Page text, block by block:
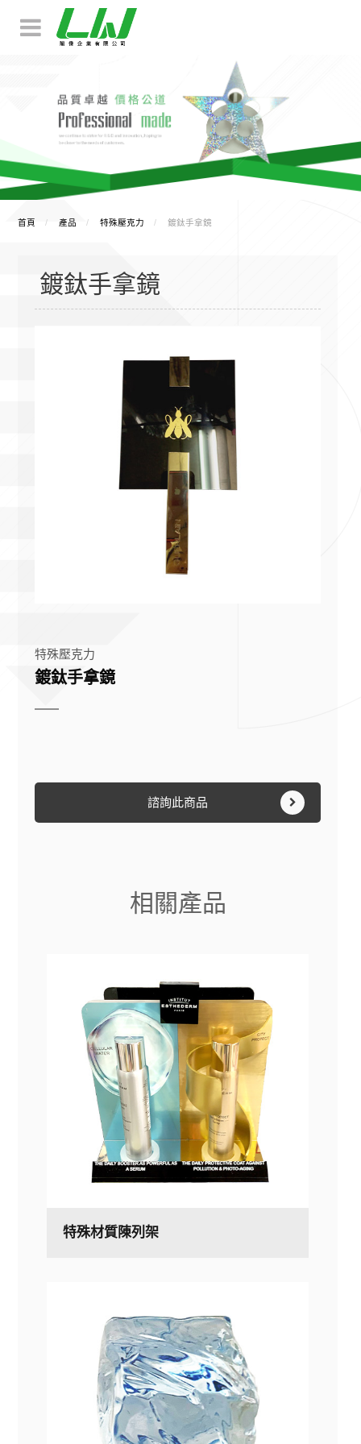
首頁 產品 特殊壓克力 鍍鈦手拿鏡
鍍鈦手拿鏡
特殊壓克力
鍍鈦手拿鏡
諮詢此商品
相關產品
特殊材質陳列架